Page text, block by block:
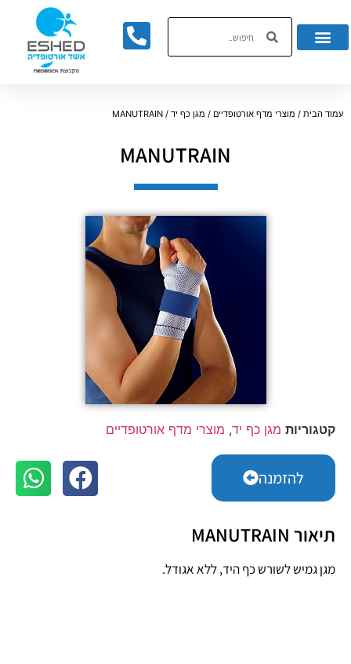
עמוד הבית / מוצרי מדף אורטופדיים / מגן כף יד / MANUTRAIN
MANUTRAIN
קטגוריות מגן כף יד, מוצרי מדף אורטופדיים
להזמנה
תיאור MANUTRAIN
מגן גמיש לשורש כף היד, ללא אגודל.